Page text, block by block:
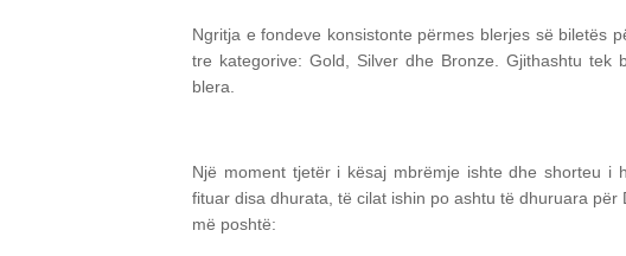
Ngritja e fondeve konsistonte përmes blerjes së biletës
tre kategorive: Gold, Silver dhe Bronze. Gjithashtu
blera.
Një moment tjetër i kësaj mbrëmje ishte dhe shorteu
fituar disa dhurata, të cilat ishin po ashtu të dhuruara
më poshtë: